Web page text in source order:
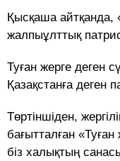
Қысқаша айтқанда,
жалпыұлттық
Туған жерге деген
Қазақстанға деген
Төртіншіден,
бағытталған
біз халықтың